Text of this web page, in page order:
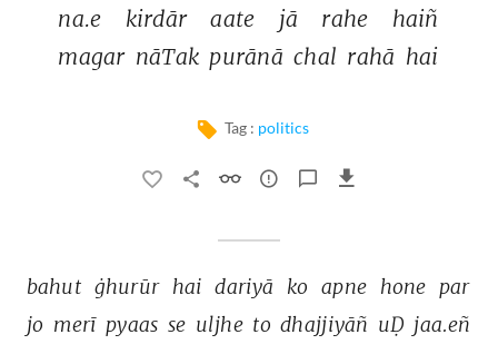
na.e kirdār aate jā rahe
haiñ
magar nāTak purānā chal rahā hai
Tag : politics
bahut ġhurūr hai dariyā ko apne hone par
jo merī pyaas se uljhe to dhajjiyāñ uḌ jaa.eñ